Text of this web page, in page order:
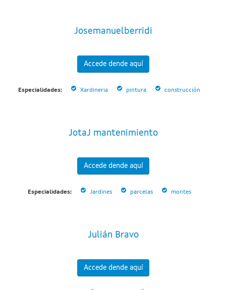
Josemanuelberridi
Accede dende aquí
Especialidades: Xardineria pintura construcción
JotaJ mantenimiento
Accede dende aquí
Especialidades: Jardines parcelas montes
Julián Bravo
Accede dende aquí